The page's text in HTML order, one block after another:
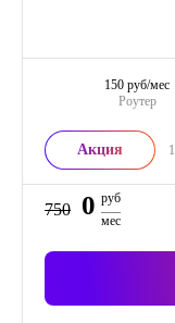
Роутер
150 руб/мес
Акция 1
750 0 руб
мес